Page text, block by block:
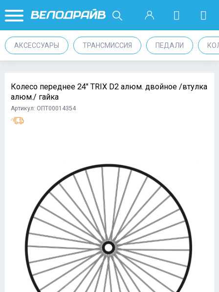
АКСЕССУАРЫ ТРАНСМИССИЯ ПЕДАЛИ
Колесо переднее 24" TRIX D2 алюм. двойное /втулка
алюм./ гайка
Артикул: ОПТ00014354